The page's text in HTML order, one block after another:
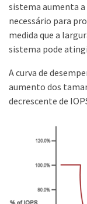
sistema aumenta
necessário para
medida que a
sistema pode
A curva de
aumento dos
decrescente de